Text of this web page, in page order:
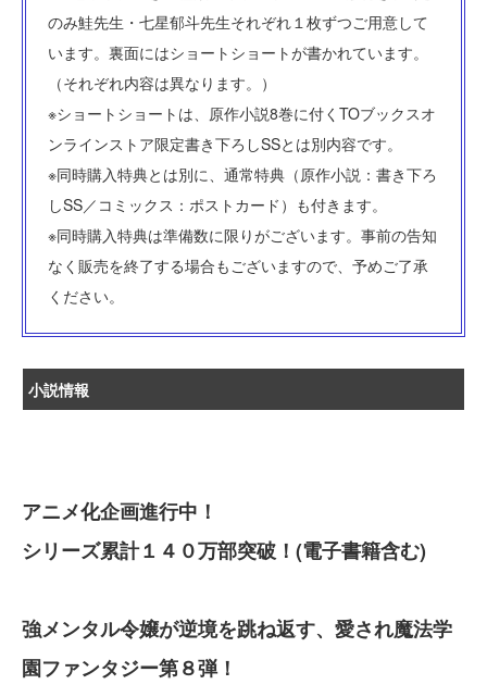
のみ鮭先生・七星郁斗先生それぞれ１枚ずつご用意して
います。裏面にはショートショートが書かれています。
（それぞれ内容は異なります。）
※ショートショートは、原作小説8巻に付くTOブックスオ
ンラインストア限定書き下ろしSSとは別内容です。
※同時購入特典とは別に、通常特典（原作小説：書き下ろ
しSS／コミックス：ポストカード）も付きます。
※同時購入特典は準備数に限りがございます。事前の告知
なく販売を終了する場合もございますので、予めご了承
ください。
小説情報
アニメ化企画進行中！
シリーズ累計１４０万部突破！(電子書籍含む)
強メンタル令嬢が逆境を跳ね返す、愛され魔法学
園ファンタジー第８弾！